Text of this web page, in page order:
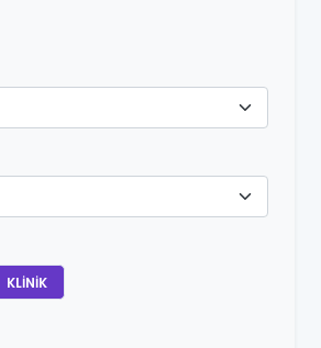
KLINIK